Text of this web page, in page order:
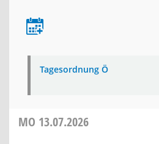
Tagesordnung Ö
MO 13.07.2026